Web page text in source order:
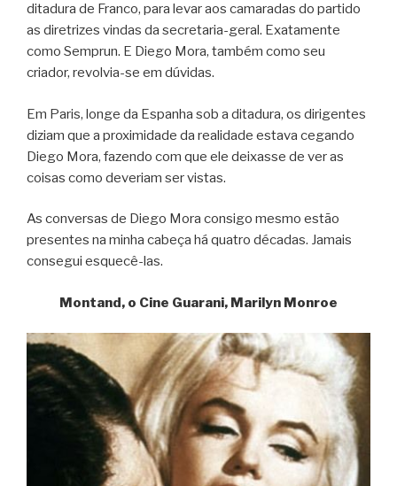
ditadura de Franco, para levar aos camaradas do partido
as diretrizes vindas da secretaria-geral. Exatamente
como Semprun. E Diego Mora, também como seu
criador, revolvia-se em dúvidas.
Em Paris, longe da Espanha sob a ditadura, os dirigentes
diziam que a proximidade da realidade estava cegando
Diego Mora, fazendo com que ele deixasse de ver as
coisas como deveriam ser vistas.
As conversas de Diego Mora consigo mesmo estão
presentes na minha cabeça há quatro décadas. Jamais
consegui esquecê-las.
Montand, o Cine Guarani, Marilyn Monroe